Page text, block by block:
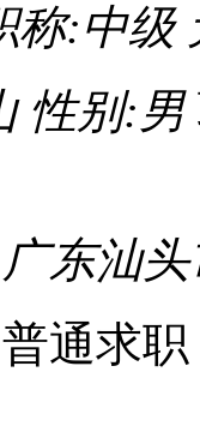
称:中级
性别:男
东汕
通求职